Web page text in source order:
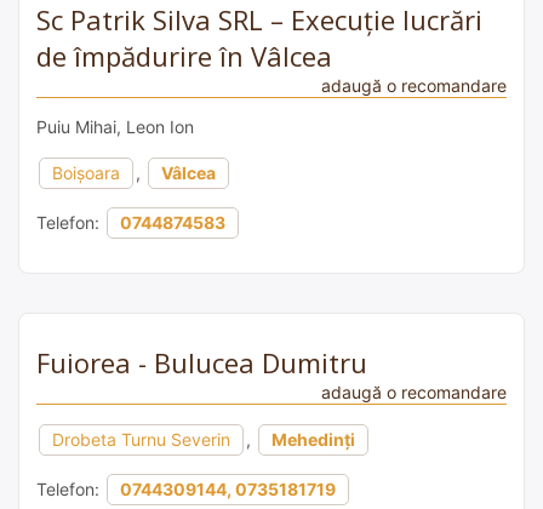
Sc Patrik Silva SRL – Execuție lucrări
de împădurire în Vâlcea
adaugă o recomandare
Puiu Mihai, Leon Ion
Boișoara , Vâlcea
Telefon: 0744874583
Fuiorea - Bulucea Dumitru
adaugă o recomandare
Drobeta Turnu Severin , Mehedinți
Telefon: 0744309144, 0735181719